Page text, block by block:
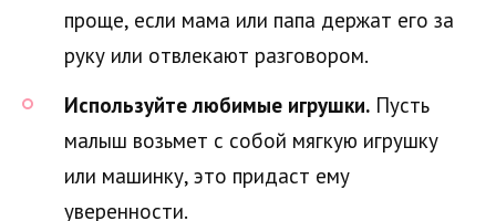
проще, если мама или папа держат его за
руку или отвлекают разговором.
Используйте любимые игрушки. Пусть
малыш возьмет с собой мягкую игрушку
или машинку, это придаст ему
уверенности.